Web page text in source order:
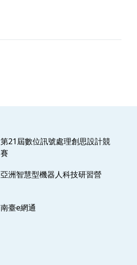
第21屆數位訊號處理創思設計競
賽
亞洲智慧型機器人科技研習營
南臺e網通